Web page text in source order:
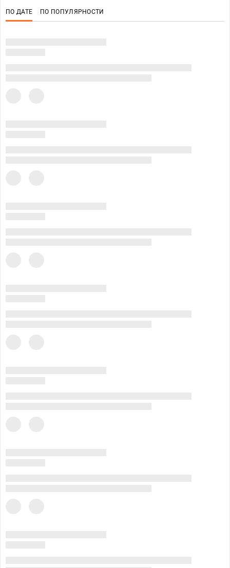
ПО ДАТЕ ПО ПОПУЛЯРНОСТИ